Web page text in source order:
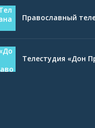
Православный
Телестудия «Дон